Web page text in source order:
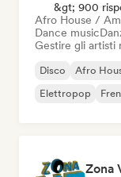
&gt; 900
Afro House /
Dance music
Gestire gli artisti
Disco Afro
Elettropop
Zona